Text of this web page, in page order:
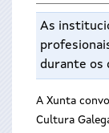
aquí
As
durante os
A Xunta
Cultura